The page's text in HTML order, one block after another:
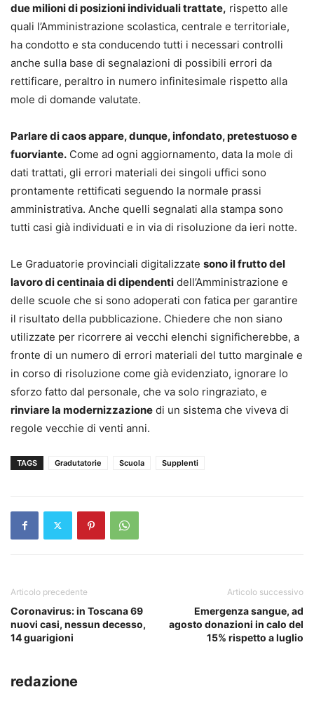
due milioni di posizioni individuali trattate, rispetto alle
quali l’Amministrazione scolastica, centrale e territoriale,
ha condotto e sta conducendo tutti i necessari controlli
anche sulla base di segnalazioni di possibili errori da
rettificare, peraltro in numero infinitesimale rispetto alla
mole di domande valutate.
Parlare di caos appare, dunque, infondato, pretestuoso e
fuorviante. Come ad ogni aggiornamento, data la mole di
dati trattati, gli errori materiali dei singoli uffici sono
prontamente rettificati seguendo la normale prassi
amministrativa. Anche quelli segnalati alla stampa sono
tutti casi già individuati e in via di risoluzione da ieri notte.
Le Graduatorie provinciali digitalizzate sono il frutto del
lavoro di centinaia di dipendenti dell’Amministrazione e
delle scuole che si sono adoperati con fatica per garantire
il risultato della pubblicazione. Chiedere che non siano
utilizzate per ricorrere ai vecchi elenchi significherebbe, a
fronte di un numero di errori materiali del tutto marginale e
in corso di risoluzione come già evidenziato, ignorare lo
sforzo fatto dal personale, che va solo ringraziato, e
rinviare la modernizzazione di un sistema che viveva di
regole vecchie di venti anni.
TAGS Gradutatorie Scuola Supplenti
Articolo precedente
Coronavirus: in Toscana 69
nuovi casi, nessun decesso,
14 guarigioni
Articolo successivo
Emergenza sangue, ad
agosto donazioni in calo del
15% rispetto a luglio
redazione